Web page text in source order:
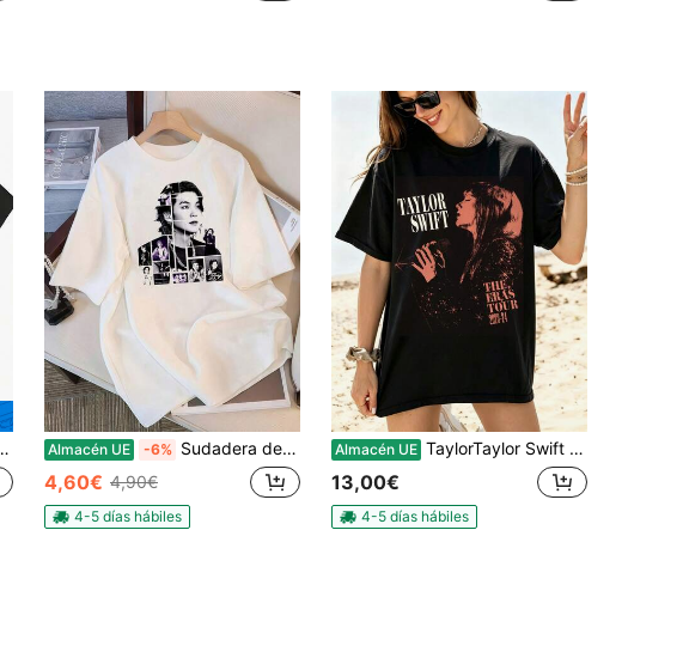
Almacén UE -6% Sudadera de cuello redondo Min Yoongi - Camiseta con estampado de collage fotográfico de Agust D, Camiseta estilo vintage para mujer, Camisetas festivas de verano para mujer.
4,60€ 4,90€
4-5 días hábiles
Almacén UE TaylorTaylor Swift The Eras Tour 2023-2024 Camiseta 100% Algodón mujer verano tee pop concierto retrato granulado rosa naranja vintage tipografía retro estrellas desgastadas
13,00€
4-5 días hábiles